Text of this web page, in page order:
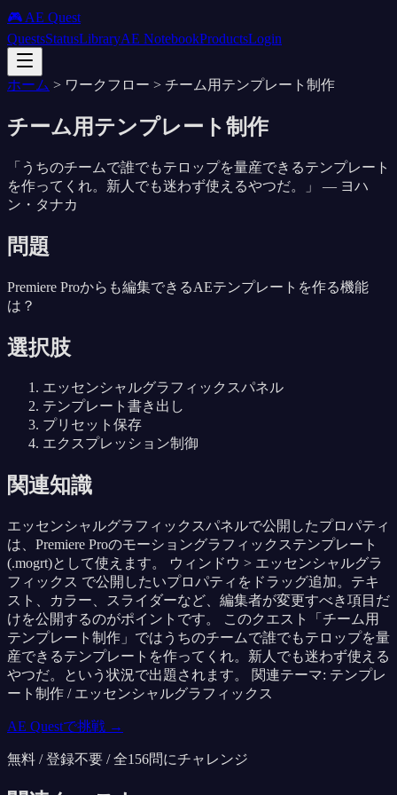
🎮 AE Quest
QuestsStatusLibraryAE NotebookProductsLogin
ホーム > ワークフロー > チーム用テンプレート制作
チーム用テンプレート制作
「 うちのチームで誰でもテロップを量産できるテンプレート
を作ってくれ。新人でも迷わず使えるやつだ。
」 — ヨハ
ン・タナカ
問題
Premiere Proからも編集できるAEテンプレートを作る機能
は？
選択肢
エッセンシャルグラフィックスパネル
テンプレート書き出し
プリセット保存
エクスプレッション制御
関連知識
エッセンシャルグラフィックスパネルで公開したプロパティ
は、Premiere Proのモーショングラフィックステンプレート
(.mogrt)として使えます。 ウィンドウ > エッセンシャルグラ
フィックス で公開したいプロパティをドラッグ追加。テキ
スト、カラー、スライダーなど、編集者が変更すべき項目だ
けを公開するのがポイントです。 このクエスト「チーム用
テンプレート制作」ではうちのチームで誰でもテロップを量
産できるテンプレートを作ってくれ。新人でも迷わず使える
やつだ。という状況で出題されます。 関連テーマ: テンプレ
ート制作 / エッセンシャルグラフィックス
AE Questで挑戦 →
無料 / 登録不要 / 全156問にチャレンジ